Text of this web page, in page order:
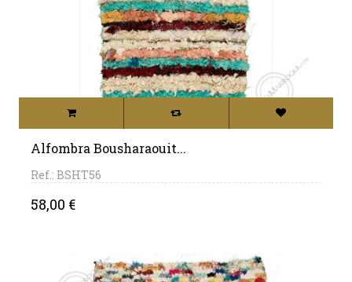
Alfombra Bousharaouit...
Ref.: BSHT56
Precio
58,00 €